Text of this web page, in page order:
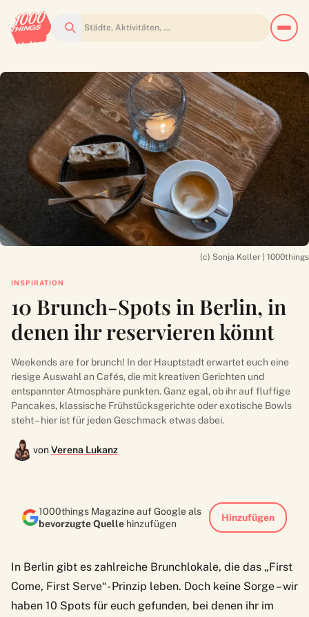
Suchen
(c) Sonja Koller | 1000things
INSPIRATION
10 Brunch-Spots in Berlin, in
denen ihr reservieren könnt
Weekends are for brunch! In der Hauptstadt erwartet euch eine
riesige Auswahl an Cafés, die mit kreativen Gerichten und
entspannter Atmosphäre punkten. Ganz egal, ob ihr auf fluffige
Pancakes, klassische Frühstücksgerichte oder exotische Bowls
steht – hier ist für jeden Geschmack etwas dabei.
vonVerena Lukanz
1000things Magazine auf Google als
bevorzugte Quelle hinzufügen
Hinzufügen
In Berlin gibt es zahlreiche Brunchlokale, die das „First
Come, First Serve“- Prinzip leben. Doch keine Sorge – wir
haben 10 Spots für euch gefunden, bei denen ihr im